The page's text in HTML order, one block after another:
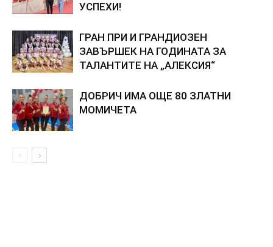
УСПЕХИ!
ГРАН ПРИ И ГРАНДИОЗЕН
ЗАВЪРШЕК НА ГОДИНАТА ЗА
ТАЛАНТИТЕ НА „АЛЕКСИЯ“
ДОБРИЧ ИМА ОЩЕ 80 ЗЛАТНИ
МОМИЧЕТА